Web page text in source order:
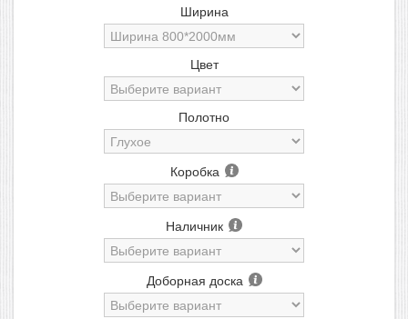
Ширина
Цвет
Полотно
Коробка
Наличник
Доборная доска